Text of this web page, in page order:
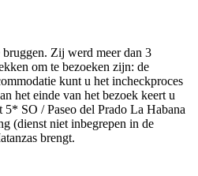
Zij werd meer dan 3
om te bezoeken zijn: de
kunt u het incheckproces
het einde van het bezoek keert u
SO / Paseo del Prado La Habana
(dienst niet inbegrepen in de
brengt.